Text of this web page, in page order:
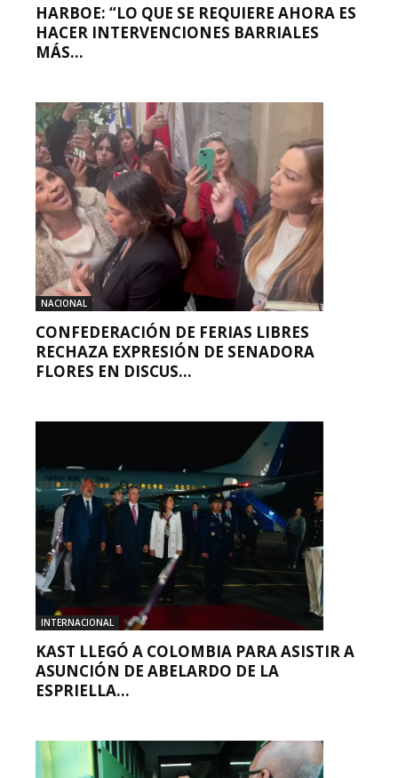
HARBOE: “LO QUE SE REQUIERE AHORA ES
HACER INTERVENCIONES BARRIALES
MÁS...
NACIONAL
CONFEDERACIÓN DE FERIAS LIBRES
RECHAZA EXPRESIÓN DE SENADORA
FLORES EN DISCUS...
INTERNACIONAL
KAST LLEGÓ A COLOMBIA PARA ASISTIR A
ASUNCIÓN DE ABELARDO DE LA
ESPRIELLA...